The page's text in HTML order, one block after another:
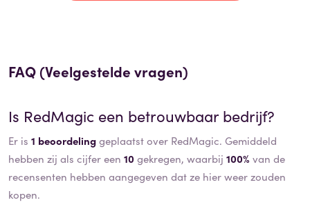
FAQ (Veelgestelde vragen)
Is RedMagic een betrouwbaar bedrijf?
Er is 1 beoordelinggeplaatst over RedMagic. Gemiddeld
hebben zij als cijfer een 10 gekregen, waarbij 100% van de
recensenten hebben aangegeven dat ze hier weer zouden
kopen.